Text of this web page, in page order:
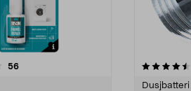
56anmeldelser
4.5 av 5 stjerner